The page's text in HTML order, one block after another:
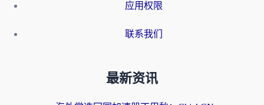
应用权限
联系我们
最新资讯